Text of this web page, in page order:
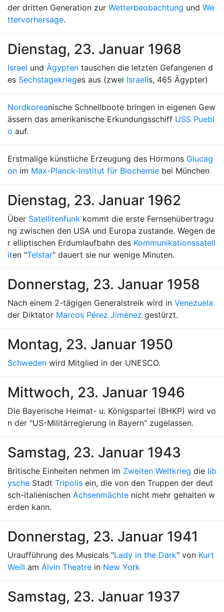
der dritten Generation zur Wetterbeobachtung und We
ttervorhersage.
Dienstag, 23. Januar 1968
Israel und Ägypten tauschen die letzten Gefangenen d
es Sechstagekrieges aus (zwei Israelis, 465 Ägypter)
Nordkoreanische Schnellboote bringen in eigenen Gew
ässern das amerikanische Erkundungsschiff USS Puebl
o auf.
Erstmalige künstliche Erzeugung des Hormons Glucag
on im Max-Planck-Institut für Biochemie bei München
Dienstag, 23. Januar 1962
Über Satellitenfunk kommt die erste Fernsehübertragu
ng zwischen den USA und Europa zustande. Wegen de
r elliptischen Erdumlaufbahn des Kommunikationssatell
iten "Telstar" dauert sie nur wenige Minuten.
Donnerstag, 23. Januar 1958
Nach einem 2-tägigen Generalstreik wird in Venezuela
der Diktator Marcos Pérez Jiménez gestürzt.
Montag, 23. Januar 1950
Schweden wird Mitglied in der UNESCO.
Mittwoch, 23. Januar 1946
Die Bayerische Heimat- u. Königspartei (BHKP) wird vo
n der "US-Militärregierung in Bayern" zugelassen.
Samstag, 23. Januar 1943
Britische Einheiten nehmen im Zweiten Weltkrieg die lib
ysche Stadt Tripolis ein, die von den Truppen der deut
sch-italienischen Achsenmächte nicht mehr gehalten w
erden kann.
Donnerstag, 23. Januar 1941
Uraufführung des Musicals "Lady in the Dark" von Kurt
Weill am Alvin Theatre in New York
Samstag, 23. Januar 1937